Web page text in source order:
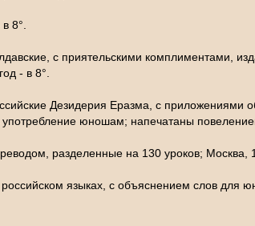
8°.
с приятельскими комплиментами,
- в 8°.
Дезидерия Еразма, с
юношам; напечатаны
разделенные на 130 уроков; Москва,
языках, с объяснением слов для